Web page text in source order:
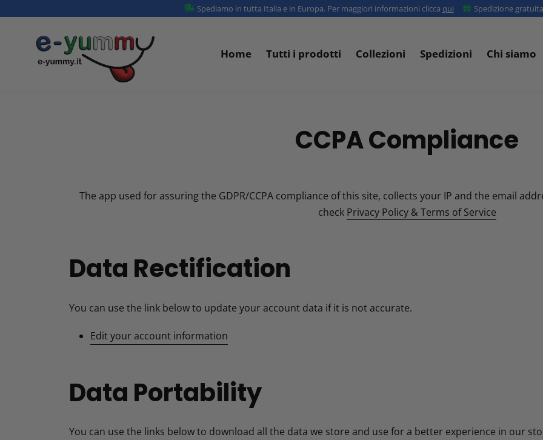
contenuti
Spediamo in tutta Italia e in Europa. Per maggiori informazioni clicca qui Spedizione
Home Tutti i prodotti Collezioni Spedizioni Chi siamo
CCPA Compliance
The app used for assuring the GDPR/CCPA compliance of this site, collects your IP and the email
check Privacy Policy & Terms of Service
Data Rectification
You can use the link below to update your account data if it is not accurate.
Edit your account information
Data Portability
You can use the links below to download all the data we store and use for a better experience in our